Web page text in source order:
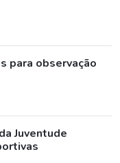
para observação
Juventude